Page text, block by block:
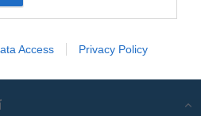
Access Privacy Policy
osobních údajů.Zásady ochrany